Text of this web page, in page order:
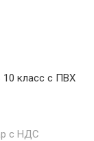
10 класс с ПВХ
с НДС